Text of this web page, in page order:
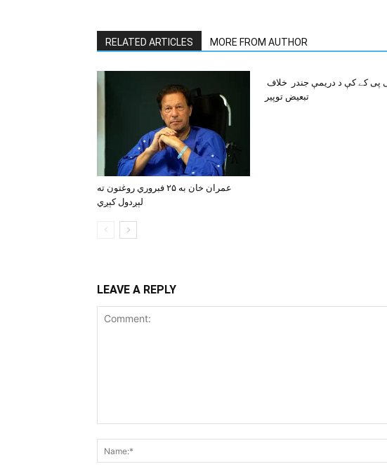
RELATED ARTICLES MORE FROM AUTHOR
عمران خان به ۲۵ فبروري روغتون ته
لېږدول کېږي
پی کے کې د دريمې جندر خلاف
تبعيض توپير
LEAVE A REPLY